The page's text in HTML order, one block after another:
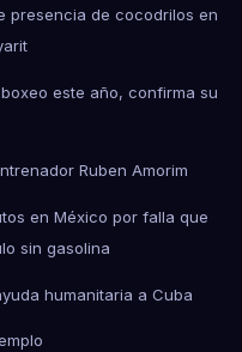
presencia de cocodrilos en
este año, confirma su
Ruben Amorim
en México por falla que
sin gasolina
humanitaria a Cuba